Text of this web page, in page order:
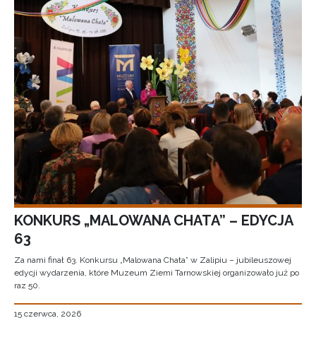
KONKURS „MALOWANA CHATA” – EDYCJA
63
Za nami finał 63. Konkursu „Malowana Chata” w Zalipiu – jubileuszowej
edycji wydarzenia, które Muzeum Ziemi Tarnowskiej organizowało już po
raz 50.
15 czerwca, 2026